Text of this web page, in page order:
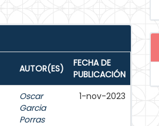
AUTOR(ES)
FECHA DE
PUBLICACIÓN
Oscar
Garcia
Porras
1-nov-2023